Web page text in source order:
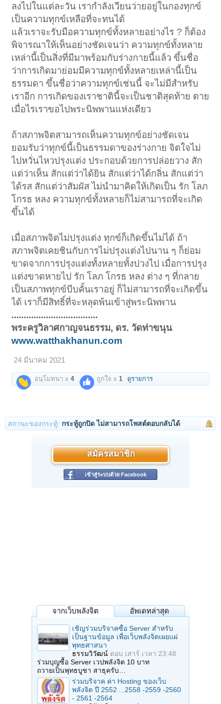
ลงไปในแต่ละวัน เรากำลังเวียนว่ายอยู่ในกองทุกข์
เป็นความทุกข์เหลือที่จะทนได้
แล้วเราจะรับมือความทุกข์ทั้งหลายอย่างไร ? ก็ต้อง
พิจารณาให้เห็นอย่างชัดเจนว่า ความทุกข์ทั้งหลาย
เหล่านี้เป็นสิ่งที่มีมาพร้อมกับร่างกายนี้แล้ว ขึ้นชื่อ
ว่าการเกิดมาย่อมมีความทุกข์ทั้งหลายเหล่านี้เป็น
ธรรมดา ขึ้นชื่อว่าความทุกข์เช่นนี้ จะไม่มีสำหรับ
เราอีก การเกิดของเราชาตินี้จะเป็นชาติสุดท้าย ตาย
เมื่อไรเราขอไปพระนิพพานแห่งเดียว
ถ้าสภาพจิตสามารถเห็นความทุกข์อย่างชัดเจน
ยอมรับว่าทุกข์นี้เป็นธรรมดาของร่างกาย จิตใจไม่
ไปหวั่นไหวปรุงแต่ง ประกอบด้วยการปล่อยวาง สัก
แต่ว่าเห็น สักแต่ว่าได้ยิน สักแต่ว่าได้กลิ่น สักแต่ว่า
ได้รส สักแต่ว่าสัมผัส ไม่นำมาคิดให้เกิดเป็น รัก โลภ
โกรธ หลง ความทุกข์ทั้งหลายก็ไม่สามารถที่จะเกิด
ขึ้นได้
เมื่อสภาพจิตไม่ปรุงแต่ง ทุกข์ก็เกิดขึ้นไม่ได้ ถ้า
สภาพจิตเคยชินกับการไม่ปรุงแต่งไปนาน ๆ ก็ย่อม
ขาดจากการปรุงแต่งทั้งหลายทั้งปวงไป เมื่อการปรุง
แต่งขาดหายไป รัก โลภ โกรธ หลง ต่าง ๆ ที่กลาย
เป็นสภาพทุกข์บีบคั้นเราอยู่ ก็ไม่สามารถที่จะเกิดขึ้น
ได้ เราก็มีสิทธิ์ที่จะหลุดพ้นเข้าสู่พระนิพพาน
...................................
พระครูวิลาศกาญจนธรรม, ดร. วัดท่าขนุน
www.watthakhanun.com
24 มีนาคม 2021
อนุโมทนา x4 ถูกใจ x1 ดูรายการ
สถานะของกระทู้: กระทู้ถูกปิด ไม่สามารถโพสต์ตอบกลับได้
สมัครสมาชิก
เข้าสู่ระบบด้วย Facebook
จากเว็บพลังจิต อัพเดทล่าสุด
เชิญร่วมบริจาคซื้อ Server สำหรับ
เป็นฐานข้อมูล เพื่อเว็บพลังจิตเผยแผ่
พุทธศาสนา
ธรรมวิวัฒน์ ตอบ เสาร์ เวลา 23:48
ร่วมบุญซื้อ Server เวปพลังจิต 10 บาท
ถวายเป็นพุทธบูชา สาธุครับ…
ร่วมบริจาค ค่า Hosting ของเว็บ
พลังจิต ปี 2552 ...2558 -2559 -2560
- 2561 -2564